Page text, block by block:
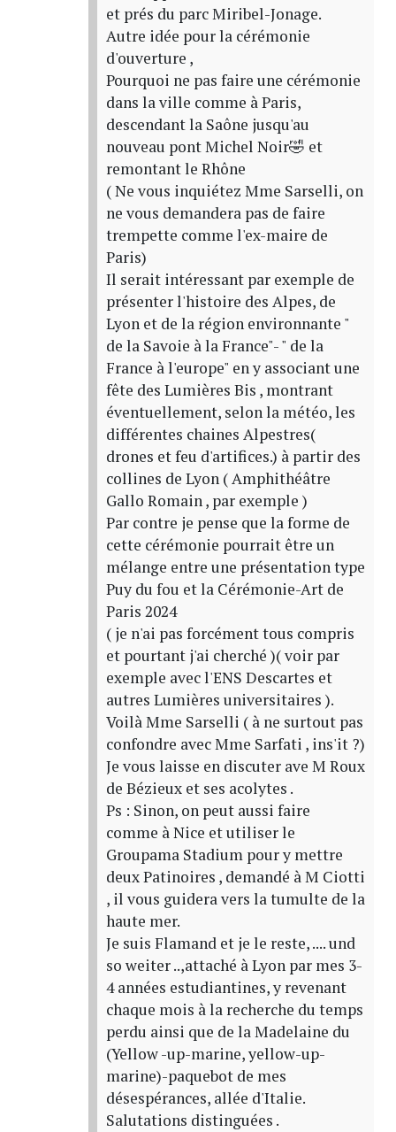
et prés du parc Miribel-Jonage.
Autre idée pour la cérémonie
d'ouverture ,
Pourquoi ne pas faire une cérémonie
dans la ville comme à Paris,
descendant la Saône jusqu'au
nouveau pont Michel Noir🤣 et
remontant le Rhône
( Ne vous inquiétez Mme Sarselli, on
ne vous demandera pas de faire
trempette comme l'ex-maire de
Paris)
Il serait intéressant par exemple de
présenter l'histoire des Alpes, de
Lyon et de la région environnante "
de la Savoie à la France"- " de la
France à l'europe" en y associant une
fête des Lumières Bis , montrant
éventuellement, selon la météo, les
différentes chaines Alpestres(
drones et feu d'artifices.) à partir des
collines de Lyon ( Amphithéâtre
Gallo Romain , par exemple )
Par contre je pense que la forme de
cette cérémonie pourrait être un
mélange entre une présentation type
Puy du fou et la Cérémonie-Art de
Paris 2024
( je n'ai pas forcément tous compris
et pourtant j'ai cherché )( voir par
exemple avec l'ENS Descartes et
autres Lumières universitaires ).
Voilà Mme Sarselli ( à ne surtout pas
confondre avec Mme Sarfati , ins'it ?)
Je vous laisse en discuter ave M Roux
de Bézieux et ses acolytes .
Ps : Sinon, on peut aussi faire
comme à Nice et utiliser le
Groupama Stadium pour y mettre
deux Patinoires , demandé à M Ciotti
, il vous guidera vers la tumulte de la
haute mer.
Je suis Flamand et je le reste, .... und
so weiter ..,attaché à Lyon par mes 3-
4 années estudiantines, y revenant
chaque mois à la recherche du temps
perdu ainsi que de la Madelaine du
(Yellow -up-marine, yellow-up-
marine)-paquebot de mes
désespérances, allée d'Italie.
Salutations distinguées .